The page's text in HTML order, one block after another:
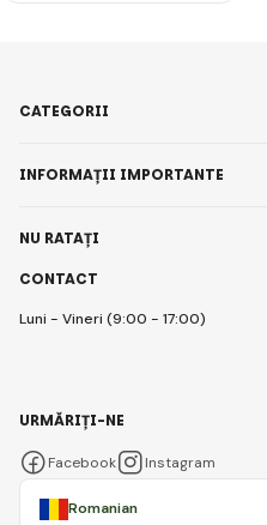
CONTACT
Luni - Vineri (9:00 - 17:00)
CATEGORII
INFORMAȚII IMPORTANTE
NU RATAȚI
Romanian
URMĂRIȚI-NE
Facebook Instagram